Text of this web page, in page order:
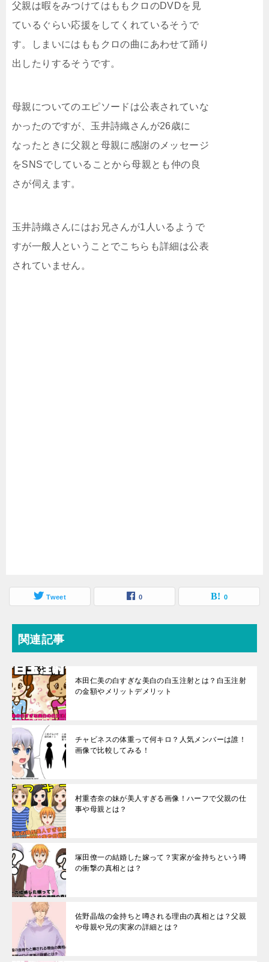
父親は暇をみつけてはももクロのDVDを見
ているぐらい応援をしてくれているそうで
す。しまいにはももクロの曲にあわせて踊り
出したりするそうです。
母親についてのエピソードは公表されていな
かったのですが、玉井詩織さんが26歳に
なったときに父親と母親に感謝のメッセージ
をSNSでしていることから母親とも仲の良
さが伺えます。
玉井詩織さんにはお兄さんが1人いるようで
すが一般人ということでこちらも詳細は公表
されていません。
Tweet 0 0
関連記事
本田仁美の白すぎな美白の白玉注射とは？白玉注射
の金額やメリットデメリット
チャビネスの体重って何キロ？人気メンバーは誰！
画像で比較してみる！
村重杏奈の妹が美人すぎる画像！ハーフで父親の仕
事や母親とは？
塚田僚一の結婚した嫁って？実家が金持ちという噂
の衝撃の真相とは？
佐野晶哉の金持ちと噂される理由の真相とは？父親
や母親や兄の実家の詳細とは？